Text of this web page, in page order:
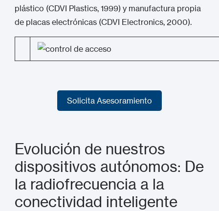
plástico (CDVI Plastics, 1999) y manufactura propia
de placas electrónicas (CDVI Electronics, 2000).
Solicita Asesoramiento
Evolución de nuestros
dispositivos autónomos: De
la radiofrecuencia a la
conectividad inteligente